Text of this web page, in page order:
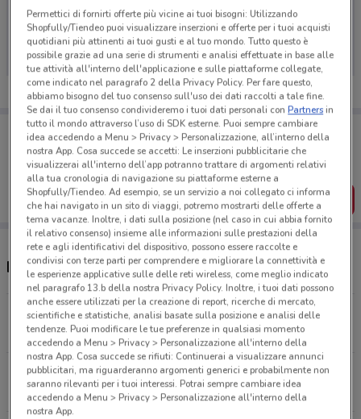
Ci dispiace, al momento non abbiamo pubblicato
volantini nella tua zona. Riprova più tardi.
Porta DoveConviene sempre con te!
Puoi trovare le migliori offerte dei negozi vicino a te,
salvarle e creare la tua lista del risparmio, comodamente
dal tuo cellulare.
SCARICA L’APP
Negozi Pavesini a Roma
Via Treviso 5 Roma
302 m
CHIUSO
Via Catanzaro, 49 Roma
332 m
APERTO
Permettici di fornirti offerte più vicine ai tuoi bisogni: Utilizzando
Shopfully/Tiendeo puoi visualizzare inserzioni e offerte per i tuoi acquisti
quotidiani più attinenti ai tuoi gusti e al tuo mondo. Tutto questo è
possibile grazie ad una serie di strumenti e analisi effettuate in base alle
tue attività all'interno dell'applicazione e sulle piattaforme collegate,
come indicato nel paragrafo 2 della Privacy Policy. Per fare questo,
abbiamo bisogno del tuo consenso sull'uso dei dati raccolti a tale fine.
Se dai il tuo consenso condivideremo i tuoi dati personali conPartnersin
tutto il mondo attraverso l’uso di SDK esterne. Puoi sempre cambiare
idea accedendo a Menu > Privacy > Personalizzazione, all’interno della
nostra App. Cosa succede se accetti: Le inserzioni pubblicitarie che
visualizzerai all'interno dell’app potranno trattare di argomenti relativi
alla tua cronologia di navigazione su piattaforme esterne a
Shopfully/Tiendeo. Ad esempio, se un servizio a noi collegato ci informa
che hai navigato in un sito di viaggi, potremo mostrarti delle offerte a
tema vacanze. Inoltre, i dati sulla posizione (nel caso in cui abbia fornito
il relativo consenso) insieme alle informazioni sulle prestazioni della
rete e agli identificativi del dispositivo, possono essere raccolte e
condivisi con terze parti per comprendere e migliorare la connettività e
le esperienze applicative sulle delle reti wireless, come meglio indicato
nel paragrafo 13.b della nostra Privacy Policy. Inoltre, i tuoi dati possono
anche essere utilizzati per la creazione di report, ricerche di mercato,
scientifiche e statistiche, analisi basate sulla posizione e analisi delle
tendenze. Puoi modificare le tue preferenze in qualsiasi momento
accedendo a Menu > Privacy > Personalizzazione all'interno della
nostra App. Cosa succede se rifiuti: Continuerai a visualizzare annunci
pubblicitari, ma riguarderanno argomenti generici e probabilmente non
saranno rilevanti per i tuoi interessi. Potrai sempre cambiare idea
accedendo a Menu > Privacy > Personalizzazione all'interno della
nostra App.